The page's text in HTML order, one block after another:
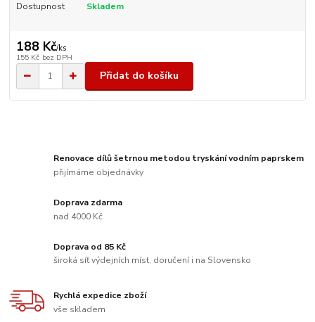
Dostupnost Skladem
188 Kč/ks
155 Kč bez DPH
Přidat do košíku
Renovace dílů šetrnou metodou tryskání vodním paprskem
přijímáme objednávky
Doprava zdarma
nad 4000 Kč
Doprava od 85 Kč
široká síť výdejních míst, doručení i na Slovensko
Rychlá expedice zboží
vše skladem